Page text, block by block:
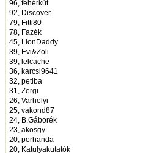
96, fehérkút
92, Discover
79, Fitti80
78, Fazék
45, LionDaddy
39, Evi&Zoli
39, lelcache
36, karcsi9641
32, petiba
31, Zergi
26, Varhelyi
25, vakond87
24, B.Gáborék
23, akosgy
20, porhanda
20, Katulyakutatók